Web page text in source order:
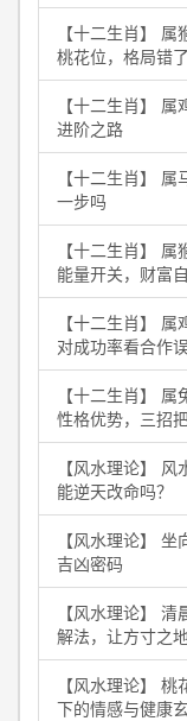
【十二生肖】
桃花位，格局错
【十二生肖】
进阶之路
【十二生肖】
一步吗
【十二生肖】
能量开关，财富
【十二生肖】
对成功率看合作
【十二生肖】
性格优势，三招
【风水理论】
能逆天改命吗？
【风水理论】
吉凶密码
【风水理论】
解法，让方寸之
【风水理论】
下的情感与健康